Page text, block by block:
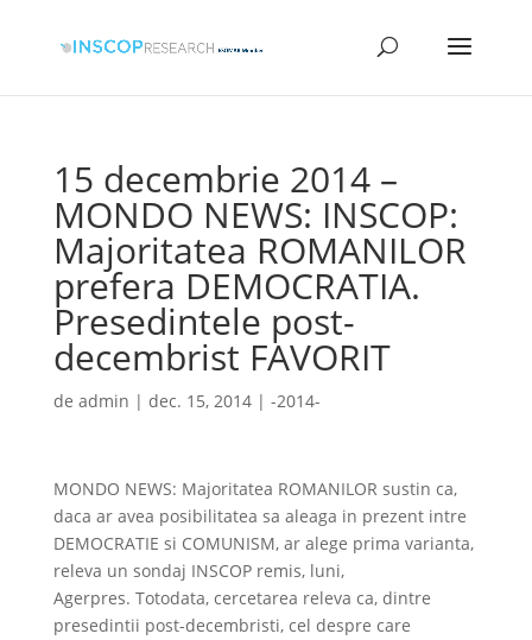
15 decembrie 2014 –
MONDO NEWS: INSCOP:
Majoritatea ROMANILOR
prefera DEMOCRATIA.
Presedintele post-
decembrist FAVORIT
de admin | dec. 15, 2014| -2014-
MONDO NEWS: Majoritatea ROMANILOR sustin ca,
daca ar avea posibilitatea sa aleaga in prezent intre
DEMOCRATIE si COMUNISM, ar alege prima varianta,
releva un sondaj INSCOP remis, luni,
Agerpres. Totodata, cercetarea releva ca, dintre
presedintii post-decembristi, cel despre care